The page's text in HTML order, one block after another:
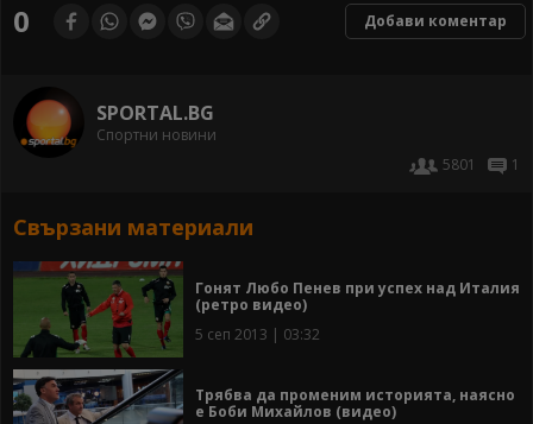
0 Добави коментар
SPORTAL.BG
Спортни новини
5801
1
Свързани материали
Гонят Любо Пенев при успех над Италия
(ретро видео)
5 сеп 2013 | 03:32
Трябва да променим историята, наясно
е Боби Михайлов (видео)